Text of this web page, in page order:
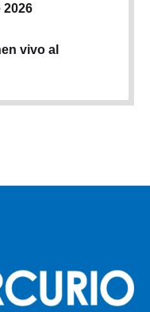
2026
vivo al